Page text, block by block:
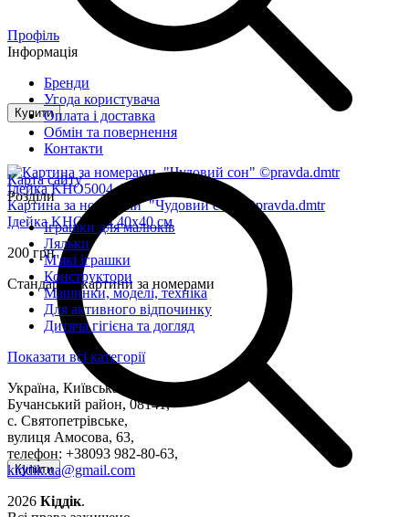
Картина за номерами "Чудовий сон" ©pravda.dmtr
Ідейка KHO5004 40х40 см
200 грн
Стандартні картини за номерами
Купити
Купити
Профіль
Інформація
Бренди
Угода користувача
Оплата і доставка
Обмін та повернення
Контакти
Карта сайту
Розділи
Іграшки для малюків
Ляльки
М'які іграшки
Конструктори
Машинки, моделі, техніка
Для активного відпочинку
Дитяча гігієна та догляд
Показати всі категорії
Україна, Київська область,
Бучанський район, 08141,
с. Святопетрівське,
вулиця Амосова, 63,
телефон: +38093 982-80-63,
kiddik.ua@gmail.com
2026 Кіддік.